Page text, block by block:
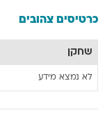
כרטיסים צהובים
שחקן
לא נמצא מידע